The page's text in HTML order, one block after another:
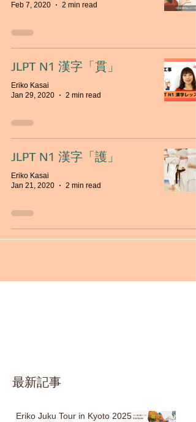
Feb 7, 2020
2 min read
JLPT N1 漢字「貫」
Eriko Kasai
Jan 29, 2020
2 min read
JLPT N1 漢字「護」
Eriko Kasai
Jan 21, 2020
2 min read
最新記事
Eriko Juku Tour in Kyoto 2025